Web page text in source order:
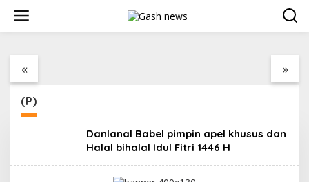
konten
« »
PT SJL Pernah
Mengemuka, DLH
Basel Kini Tak Mau
Buru-buru
Menyimpulkan Adanya
Pencemaran
Dugaan Transaksi Biji
(P)
Danlanal Babel pimpin apel khusus dan
Halal bihalal Idul Fitri 1446 H